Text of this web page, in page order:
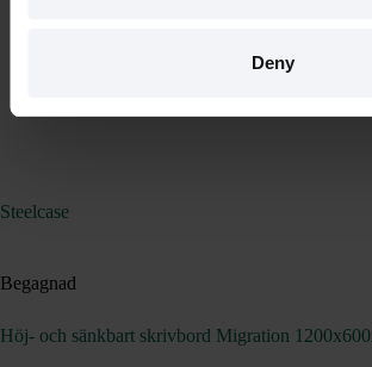
Deny
Steelcase
Begagnad
Höj- och sänkbart skrivbord Migration